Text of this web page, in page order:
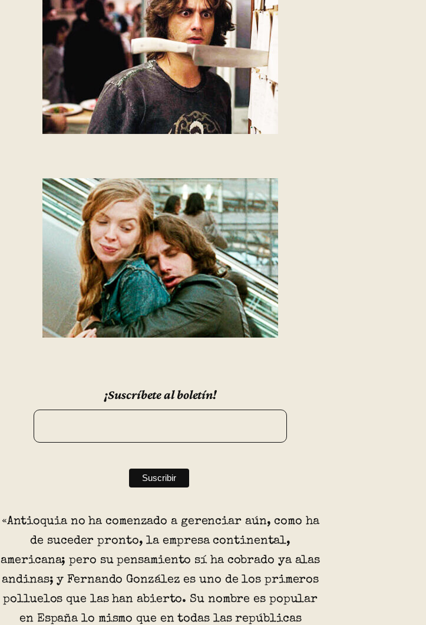
¡Suscríbete al boletín!
«Antioquia no ha comenzado a gerenciar aún, como ha
de suceder pronto, la empresa continental,
americana; pero su pensamiento sí ha cobrado ya alas
andinas; y Fernando González es uno de los primeros
polluelos que las han abierto. Su nombre es popular
en España lo mismo que en todas las repúblicas